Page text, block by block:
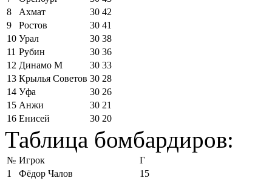
8
Ахмат 30 42
9
Ростов 30 41
10 Урал 30 38
11 Рубин 30 36
12 Динамо М 30 33
13 Крылья Советов 30 28
14 Уфа 30 26
15 Анжи 30 21
16 Енисей 30 20
Таблица бомбардиров:
№ Игрок
Г
1
Фёдор Чалов
15